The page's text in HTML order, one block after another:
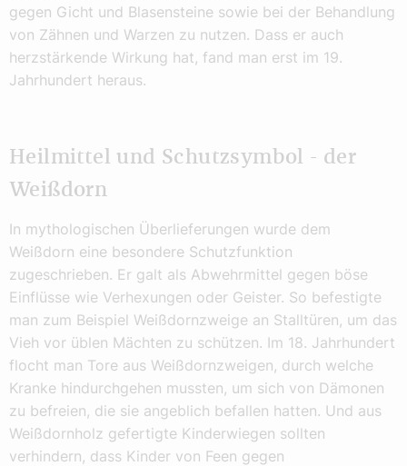
gegen Gicht und Blasensteine sowie bei der Behandlung
von Zähnen und Warzen zu nutzen. Dass er auch
herzstärkende Wirkung hat, fand man erst im 19.
Jahrhundert heraus.
Heilmittel und Schutzsymbol - der
Weißdorn
In mythologischen Überlieferungen wurde dem
Weißdorn eine besondere Schutzfunktion
zugeschrieben. Er galt als Abwehrmittel gegen böse
Einflüsse wie Verhexungen oder Geister. So befestigte
man zum Beispiel Weißdornzweige an Stalltüren, um das
Vieh vor üblen Mächten zu schützen. Im 18. Jahrhundert
flocht man Tore aus Weißdornzweigen, durch welche
Kranke hindurchgehen mussten, um sich von Dämonen
zu befreien, die sie angeblich befallen hatten. Und aus
Weißdornholz gefertigte Kinderwiegen sollten
verhindern, dass Kinder von Feen gegen